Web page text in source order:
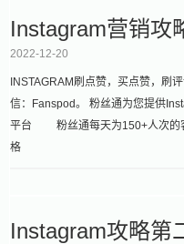
Instagram营销攻
2022-12-20
INSTAGRAM刷点赞，买点赞，刷
信：Fanspod。 粉丝通为您提供
平台 粉丝通每天为150+人次的
格
Instagram攻略第